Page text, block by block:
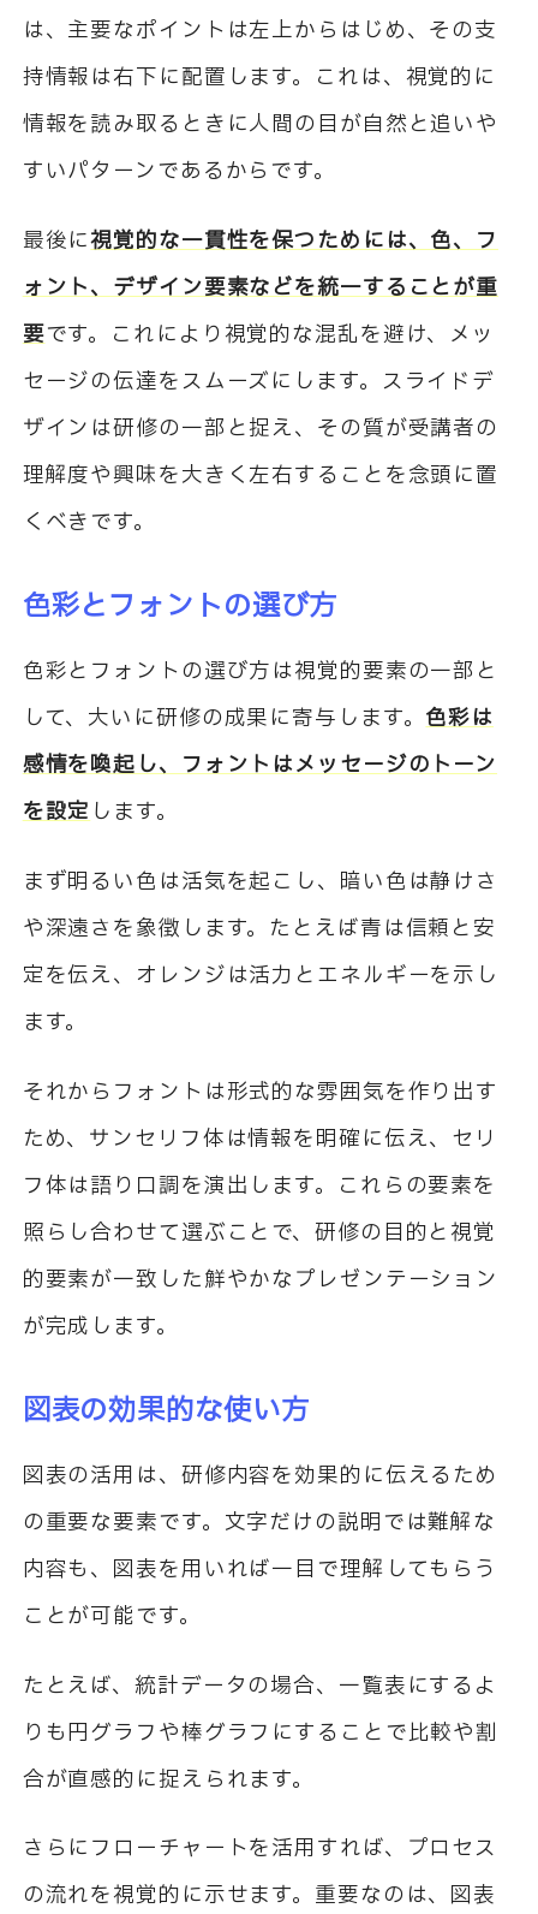
は、主要なポイントは左上からはじめ、その支
持情報は右下に配置します。これは、視覚的に
情報を読み取るときに人間の目が自然と追いや
すいパターンであるからです。
最後に視覚的な一貫性を保つためには、色、フ
ォント、デザイン要素などを統一することが重
要です。これにより視覚的な混乱を避け、メッ
セージの伝達をスムーズにします。スライドデ
ザインは研修の一部と捉え、その質が受講者の
理解度や興味を大きく左右することを念頭に置
くべきです。
色彩とフォントの選び方
色彩とフォントの選び方は視覚的要素の一部と
して、大いに研修の成果に寄与します。色彩は
感情を喚起し、フォントはメッセージのトーン
を設定します。
まず明るい色は活気を起こし、暗い色は静けさ
や深遠さを象徴します。たとえば青は信頼と安
定を伝え、オレンジは活力とエネルギーを示し
ます。
それからフォントは形式的な雰囲気を作り出す
ため、サンセリフ体は情報を明確に伝え、セリ
フ体は語り口調を演出します。これらの要素を
照らし合わせて選ぶことで、研修の目的と視覚
的要素が一致した鮮やかなプレゼンテーション
が完成します。
図表の効果的な使い方
図表の活用は、研修内容を効果的に伝えるため
の重要な要素です。文字だけの説明では難解な
内容も、図表を用いれば一目で理解してもらう
ことが可能です。
たとえば、統計データの場合、一覧表にするよ
りも円グラフや棒グラフにすることで比較や割
合が直感的に捉えられます。
さらにフローチャートを活用すれば、プロセス
の流れを視覚的に示せます。重要なのは、図表